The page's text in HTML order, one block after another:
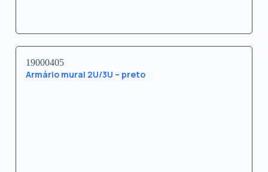
19000405
Armário mural 2U/3U – preto